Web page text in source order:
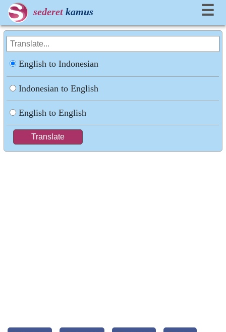
sederet kamus ☰
English to Indonesian
Indonesian to English
English to English